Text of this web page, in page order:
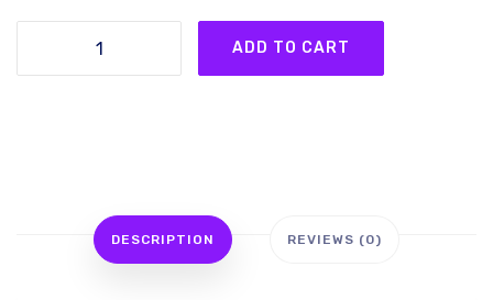
ADD TO CART
DESCRIPTION REVIEWS (0)